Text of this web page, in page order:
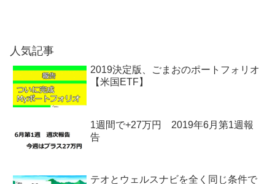
人気記事
2019決定版、ごまおのポートフォリオ
【米国ETF】
1週間で+27万円 2019年6月第1週報
告
テオとウェルスナビを全く同じ条件で